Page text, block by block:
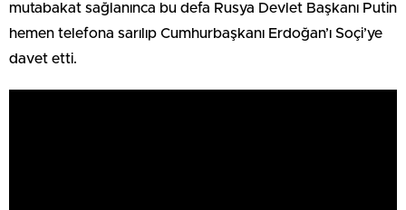
mutabakat sağlanınca bu defa Rusya Devlet Başkanı Putin
hemen telefona sarılıp Cumhurbaşkanı Erdoğan’ı Soçi’ye
davet etti.